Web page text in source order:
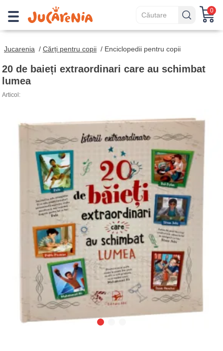
0
Jucarenia / Cărți pentru copii / Enciclopedii pentru copii
20 de baieți extraordinari care au schimbat
lumea
Articol: